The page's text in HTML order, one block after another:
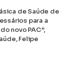
de Saúde de
para a
novo PAC”,
Felipe